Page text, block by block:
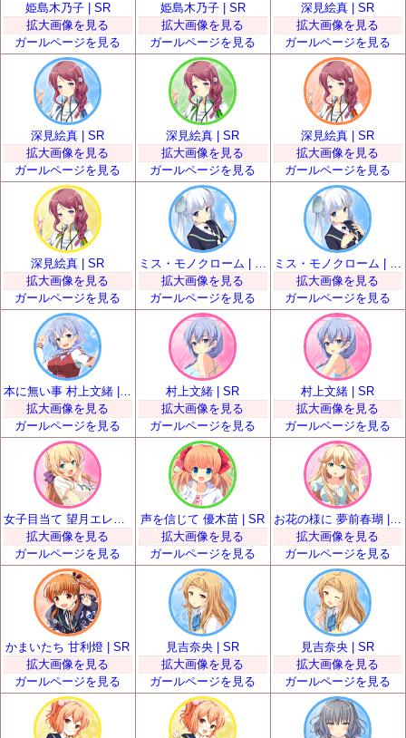
姫島木乃子 | SR
拡大画像を見る
ガールページを見る
姫島木乃子 | SR
拡大画像を見る
ガールページを見る
深見絵真 | SR
拡大画像を見る
ガールページを見る
深見絵真 | SR
拡大画像を見る
ガールページを見る
深見絵真 | SR
拡大画像を見る
ガールページを見る
深見絵真 | SR
拡大画像を見る
ガールページを見る
深見絵真 | SR
拡大画像を見る
ガールページを見る
拡大画像を見る
ガールページを見る
拡大画像を見る
ガールページを見る
拡大画像を見る
ガールページを見る
村上文緒 | SR
拡大画像を見る
ガールページを見る
村上文緒 | SR
拡大画像を見る
ガールページを見る
拡大画像を見る
ガールページを見る
声を信じて 優木苗 | SR
拡大画像を見る
ガールページを見る
お花の様に 夢前春瑚 | SR
拡大画像を見る
ガールページを見る
かまいたち 甘利燈 | SR
拡大画像を見る
ガールページを見る
見吉奈央 | SR
拡大画像を見る
ガールページを見る
見吉奈央 | SR
拡大画像を見る
ガールページを見る